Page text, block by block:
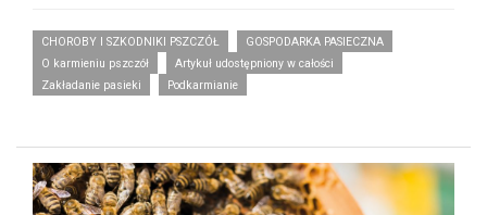
CHOROBY I SZKODNIKI PSZCZÓŁ
GOSPODARKA PASIECZNA
O karmieniu pszczół
Artykuł udostępniony w całości
Zakładanie pasieki
Podkarmianie